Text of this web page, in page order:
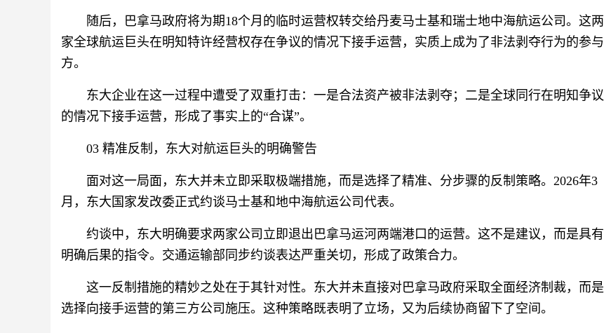
随后，巴拿马政府将为期18个月的临时运营权转交给丹麦马士基和瑞士地中海航运公司。这两
家全球航运巨头在明知特许经营权存在争议的情况下接手运营，实质上成为了非法剥夺行为的参与
方。
东大企业在这一过程中遭受了双重打击：一是合法资产被非法剥夺；二是全球同行在明知争议
的情况下接手运营，形成了事实上的“合谋”。
03 精准反制，东大对航运巨头的明确警告
面对这一局面，东大并未立即采取极端措施，而是选择了精准、分步骤的反制策略。2026年3
月，东大国家发改委正式约谈马士基和地中海航运公司代表。
约谈中，东大明确要求两家公司立即退出巴拿马运河两端港口的运营。这不是建议，而是具有
明确后果的指令。交通运输部同步约谈表达严重关切，形成了政策合力。
这一反制措施的精妙之处在于其针对性。东大并未直接对巴拿马政府采取全面经济制裁，而是
选择向接手运营的第三方公司施压。这种策略既表明了立场，又为后续协商留下了空间。